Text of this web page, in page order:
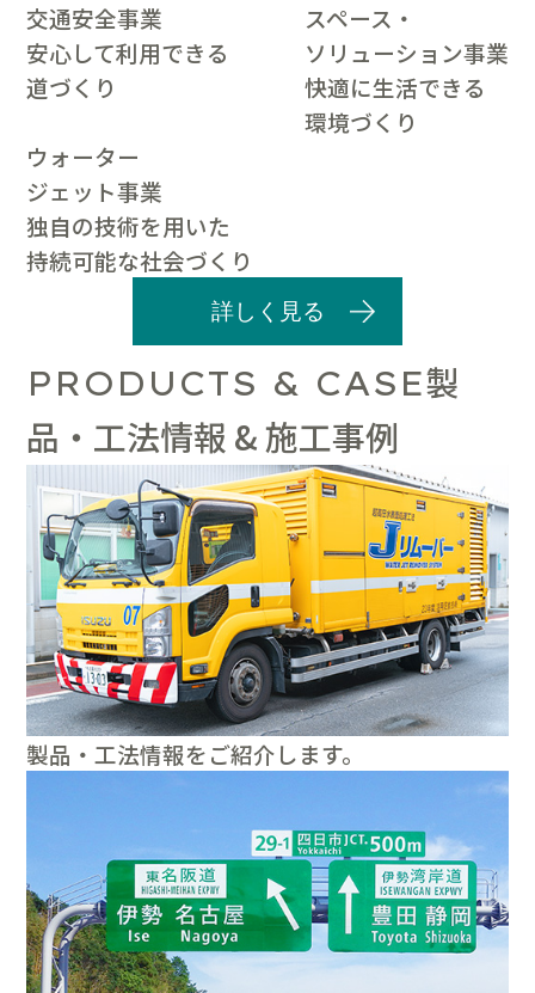
交通安全事業
安心して利用できる
道づくり
スペース・
ソリューション事業
快適に生活できる
環境づくり
ウォーター
ジェット事業
独自の技術を用いた
持続可能な社会づくり
詳しく見る
PRODUCTS & CASE製
品・工法情報 & 施工事例
製品・工法情報をご紹介します。